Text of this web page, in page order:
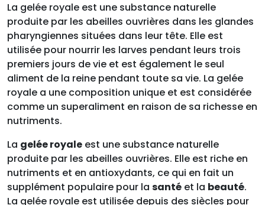
La gelée royale est une substance naturelle
produite par les abeilles ouvrières dans les glandes
pharyngiennes situées dans leur tête. Elle est
utilisée pour nourrir les larves pendant leurs trois
premiers jours de vie et est également le seul
aliment de la reine pendant toute sa vie. La gelée
royale a une composition unique et est considérée
comme un superaliment en raison de sa richesse en
nutriments.
La gelée royale est une substance naturelle
produite par les abeilles ouvrières. Elle est riche en
nutriments et en antioxydants, ce qui en fait un
supplément populaire pour la santé et la beauté.
La gelée royale est utilisée depuis des siècles pour